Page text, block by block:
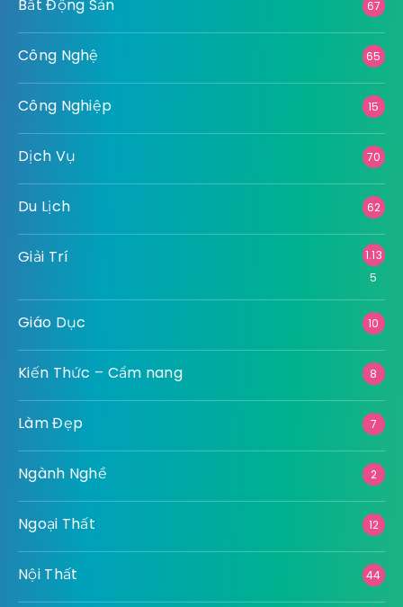
Bất Động Sản 67
Công Nghệ 65
Công Nghiệp 15
Dịch Vụ 70
Du Lịch 62
Giải Trí
1.13
5
Giáo Dục 10
Kiến Thức – Cẩm nang 8
Làm Đẹp 7
Ngành Nghề 2
Ngoại Thất 12
Nội Thất 44